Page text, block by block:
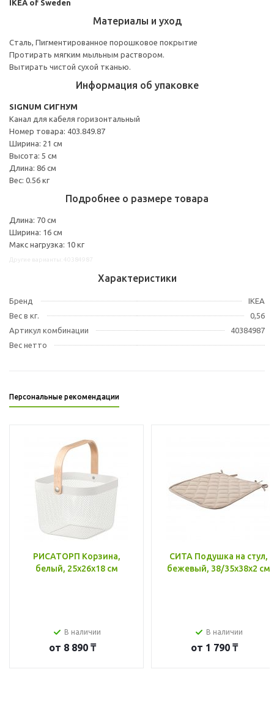
IKEA of Sweden
Материалы и уход
Сталь, Пигментированное порошковое покрытие
Протирать мягким мыльным раствором.
Вытирать чистой сухой тканью.
Информация об упаковке
SIGNUM СИГНУМ
Канал для кабеля горизонтальный
Номер товара: 403.849.87
Ширина: 21 см
Высота: 5 см
Длина: 86 см
Вес: 0.56 кг
Подробнее о размере товара
Длина: 70 см
Ширина: 16 см
Макс нагрузка: 10 кг
Характеристики
Бренд
IKEA
Вес в кг.
0,56
Артикул комбинации
40384987
Вес нетто
Персональные рекомендации
РИСАТОРП Корзина,
белый, 25x26x18 см
В наличии
от 8 890 ₸
СИТА Подушка на стул,
бежевый, 38/35x38x2 см
В наличии
от 1 790 ₸